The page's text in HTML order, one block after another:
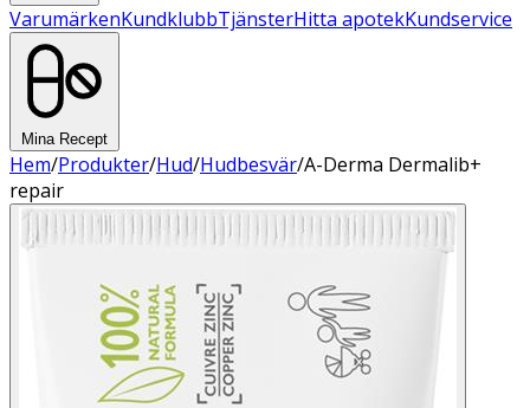
VarumärkenKundklubbTjänsterHitta apotekKundservice
Mina Recept
Hem/Produkter/Hud/Hudbesvär/A-Derma Dermalib+
repair